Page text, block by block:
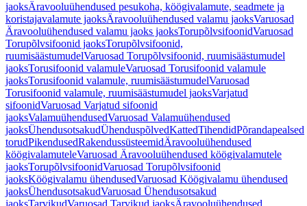
jaoksÄravooluühendused pesukoha, köögivalamute, seadmete ja
koristajavalamute jaoksÄravooluühendused valamu jaoksVaruosad
Äravooluühendused valamu jaoks jaoksTorupõlvsifoonidVaruosad
Torupõlvsifoonid jaoksTorupõlvsifoonid,
ruumisäästumudelVaruosad Torupõlvsifoonid, ruumisäästumudel
jaoksTorusifoonid valamuleVaruosad Torusifoonid valamule
jaoksTorusifoonid valamule, ruumisäästumudelVaruosad
Torusifoonid valamule, ruumisäästumudel jaoksVarjatud
sifoonidVaruosad Varjatud sifoonid
jaoksValamuühendusedVaruosad Valamuühendused
jaoksÜhendusotsakudÜhenduspõlvedKattedTihendidPõrandapealsed
torudPikendusedRakendussüsteemidÄravooluühendused
köögivalamuteleVaruosad Äravooluühendused köögivalamutele
jaoksTorupõlvsifoonidVaruosad Torupõlvsifoonid
jaoksKöögivalamu ühendusedVaruosad Köögivalamu ühendused
jaoksÜhendusotsakudVaruosad Ühendusotsakud
jaoksTarvikudVaruosad Tarvikud jaoksÄravooluühendused